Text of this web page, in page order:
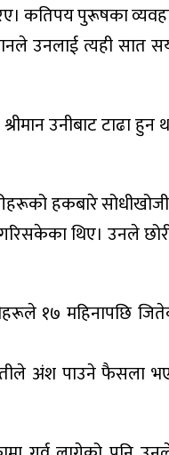
कतिपय पुरूषका
उनलाई त्यही सात
उनीबाट टाढा हुन
हकबारे
गरिसकेका थिए। उनले
१७ महिनापछि
अंश पाउने फैसला